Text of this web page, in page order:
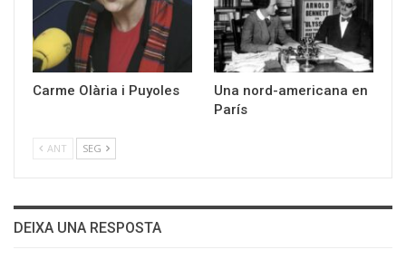
Carme Olària i Puyoles
Una nord-americana en
París
ANT SEG
DEIXA UNA RESPOSTA